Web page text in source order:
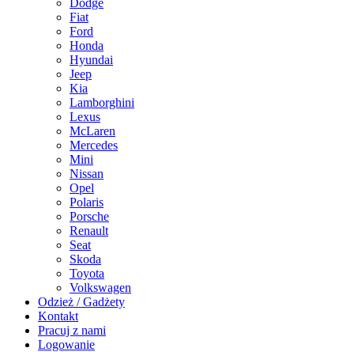
Fiat
Ford
Honda
Hyundai
Jeep
Kia
Lamborghini
Lexus
McLaren
Mercedes
Mini
Nissan
Opel
Polaris
Porsche
Renault
Seat
Skoda
Toyota
Volkswagen
Odzież / Gadżety
Kontakt
Pracuj z nami
Logowanie